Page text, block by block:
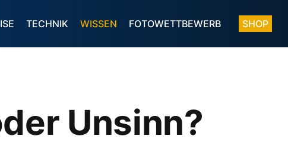
TECHNIK WISSEN FOTOWETTBEWERB SHOP
Unsinn?